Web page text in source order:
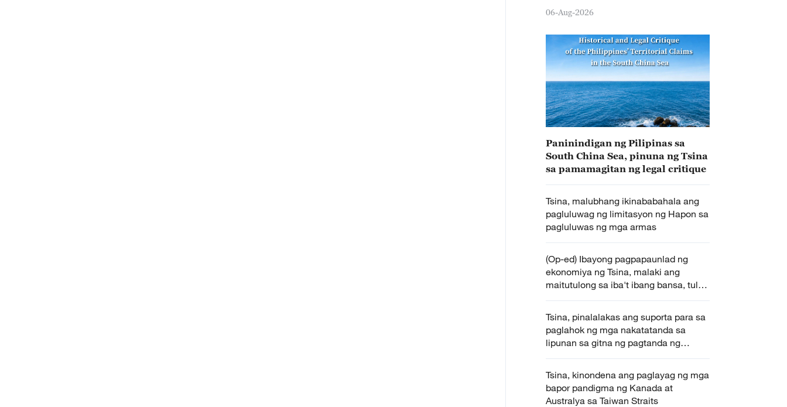
Tsina
06-Aug-2026
Paninindigan ng Pilipinas sa
South China Sea, pinuna ng Tsina
sa pamamagitan ng legal critique
Tsina, malubhang ikinababahala ang
pagluluwag ng limitasyon ng Hapon sa
pagluluwas ng mga armas
(Op-ed) Ibayong pagpapaunlad ng
ekonomiya ng Tsina, malaki ang
maitutulong sa iba't ibang bansa, tulad
ng Pilipinas
Tsina, pinalalakas ang suporta para sa
paglahok ng mga nakatatanda sa
lipunan sa gitna ng pagtanda ng
populasyon
Tsina, kinondena ang paglayag ng mga
bapor pandigma ng Kanada at
Australya sa Taiwan Straits